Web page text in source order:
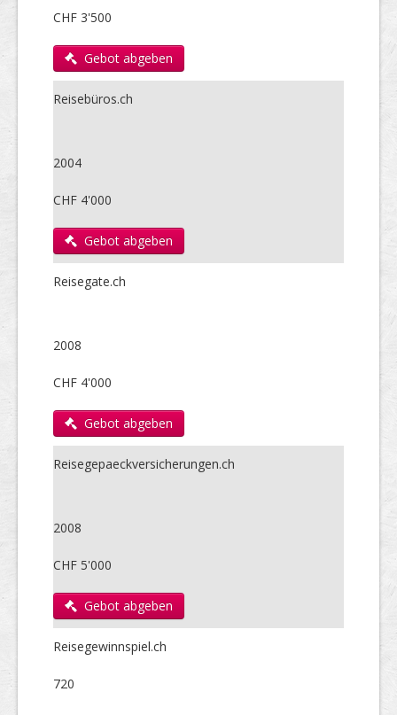
CHF 3'500
Gebot abgeben
Reisebüros.ch
2004
CHF 4'000
Gebot abgeben
Reisegate.ch
2008
CHF 4'000
Gebot abgeben
Reisegepaeckversicherungen.ch
2008
CHF 5'000
Gebot abgeben
Reisegewinnspiel.ch
720